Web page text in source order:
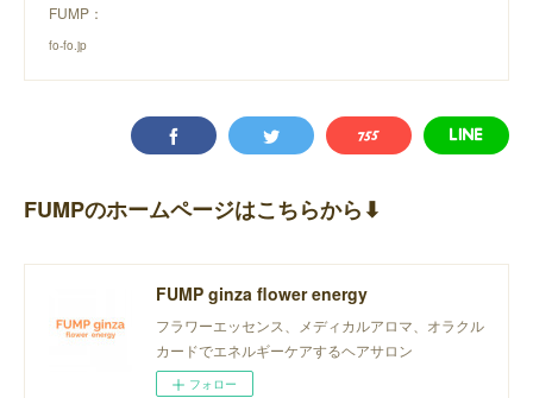
FUMP：
fo-fo.jp
FUMPのホームページはこちらから⬇︎
FUMP ginza flower energy
フラワーエッセンス、メディカルアロマ、オラクル
カードでエネルギーケアするヘアサロン
フォロー